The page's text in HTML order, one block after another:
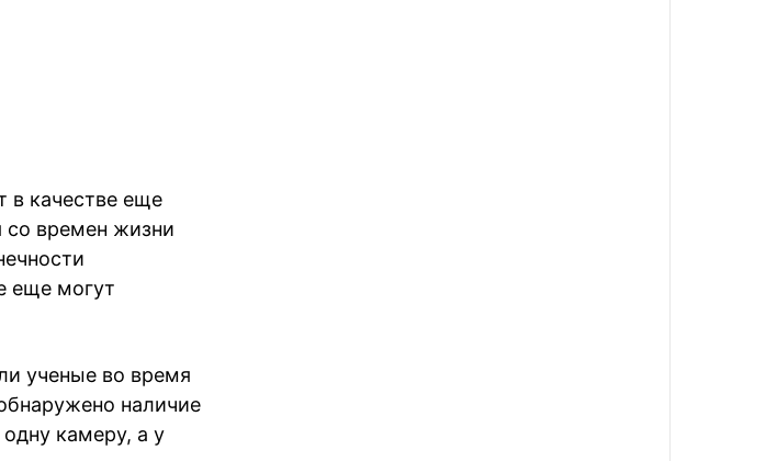
в качестве еще
со времен жизни
еще могут
ученые во время
наличие
камеру, а у